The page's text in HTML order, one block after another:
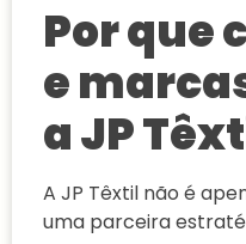
Por que
e
a JP
A JP Têxtil não é
uma parceira